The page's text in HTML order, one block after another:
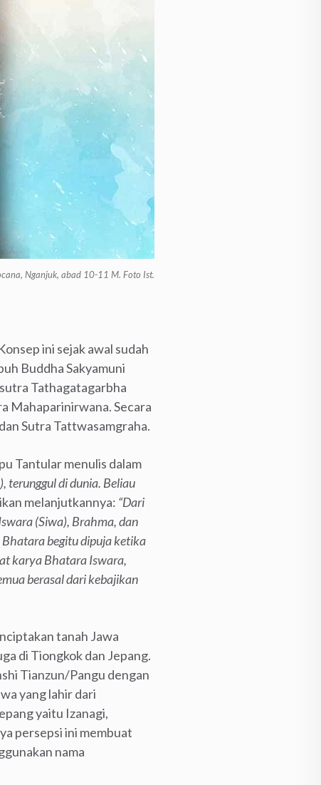
Nganjuk, abad 10-11 M. Foto Ist.
ini sejak awal sudah
Buddha Sakyamuni
Tathagatagarbha
Mahaparinirwana. Secara
Sutra Tattwasamgraha.
Tantular menulis dalam
terunggul di dunia. Beliau
melanjutkannya: “Dari
(Siwa), Brahma, dan
begitu dipuja ketika
karya Bhatara Iswara,
berasal dari kebajikan
tanah Jawa
di Tiongkok dan Jepang.
Tianzun/Pangu dengan
yang lahir dari
yaitu Izanagi,
persepsi ini membuat
nama